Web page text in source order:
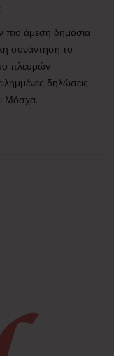
πιο άμεση δημόσια
συνάντηση το
πλευρών
δηλώσεις
Μόσχα.